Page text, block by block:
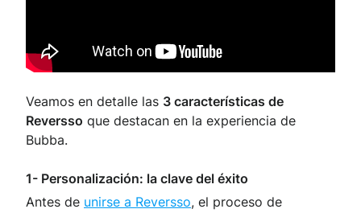
Veamos en detalle las 3 características de
Reversso que destacan en la experiencia de
Bubba.
1- Personalización: la clave del éxito
Antes de unirse a Reversso, el proceso de